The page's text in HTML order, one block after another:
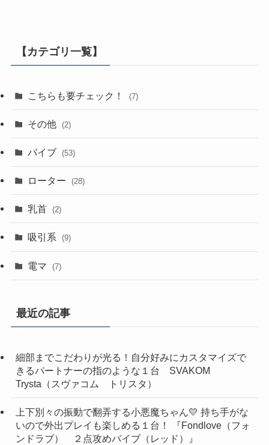
【カテゴリ一覧】
こちらも要チェック！ (7)
その他 (2)
バイブ (53)
ローター (28)
乳首 (2)
吸引系 (9)
電マ (7)
最近の記事
細部までこだわりが光る！自分好みにカスタマイズで
きるパートナーの指のような１台 SVAKOM
Trysta（スヴァコム トリスタ）
上下別々の振動で翻弄する小悪魔ちゃん💛 持ち手がな
いので外出プレイも楽しめる１台！ 『Fondlove（フォ
ンドラブ） ２点攻めバイブ（レッド）』